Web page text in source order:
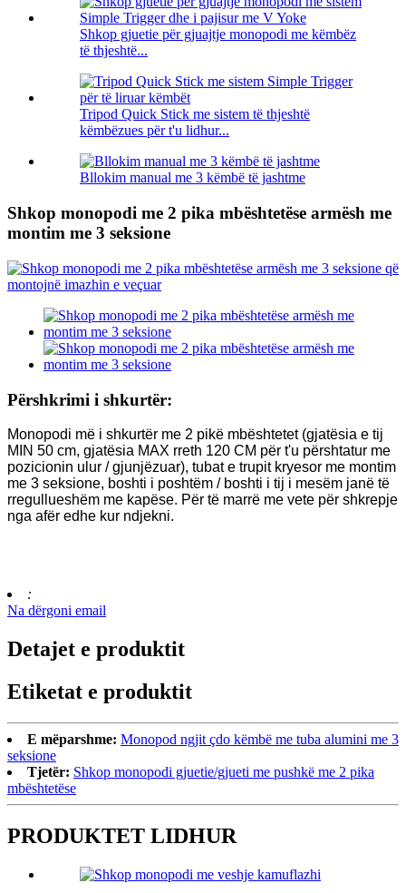
Shkop gjuetie për gjuajtje monopodi me këmbëz
të thjeshtë...
Tripod Quick Stick me sistem të thjeshtë
këmbëzues për t'u lidhur...
Bllokim manual me 3 këmbë të jashtme
Shkop monopodi me 2 pika mbështetëse armësh me
montim me 3 seksione
Përshkrimi i shkurtër:
Monopodi më i shkurtër me 2 pikë mbështetet (gjatësia e tij
MIN 50 cm, gjatësia MAX rreth 120 CM për t'u përshtatur me
pozicionin ulur / gjunjëzuar), tubat e trupit kryesor me montim
me 3 seksione, boshti i poshtëm / boshti i tij i mesëm janë të
rregullueshëm me kapëse. Për të marrë me vete për shkrepje
nga afër edhe kur ndjekni.
:
Na dërgoni email
Detajet e produktit
Etiketat e produktit
E mëparshme: Monopod ngjit çdo këmbë me tuba alumini me 3
seksione
Tjetër: Shkop monopodi gjuetie/gjueti me pushkë me 2 pika
mbështetëse
PRODUKTET LIDHUR